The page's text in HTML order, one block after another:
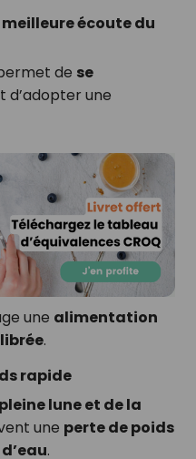
écoute du
de se
d’adopter une
une alimentation
.
rapide
pleine lune et de la
une perte de poids
.